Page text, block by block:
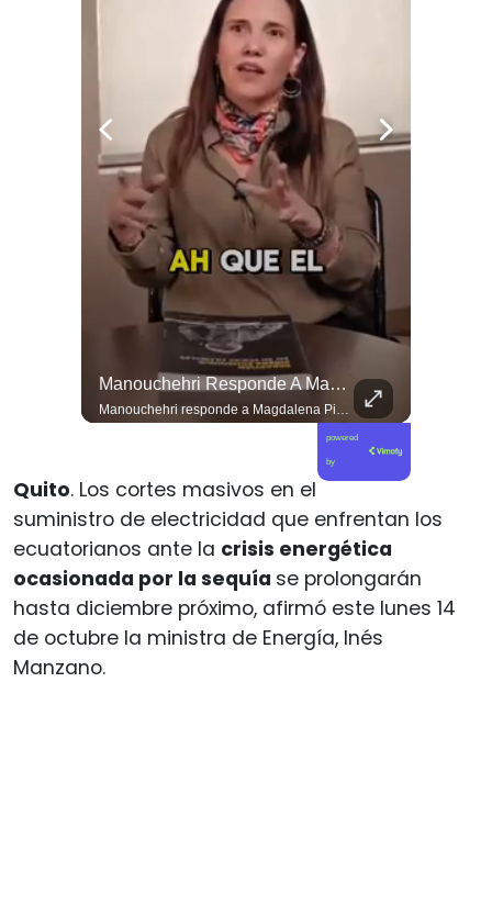
Manouchehri Responde A Magdalena Piñera: “Les Molesta Que Toquemos A Los Que Se Creían Intocables”, , El Diputado Daniel Manouchehri (PS) Respondió A Los Dichos...
Manouchehri responde a Magdalena Piñera: “Les molesta que toquemos a los que se creían intocables” El diputado Daniel Manouchehri (PS) respondió a los dichos de Magdalena Piñera, hija del expresidente Sebastián Piñera, quien en una entrevista afirmó que “no quiero un Congreso lleno de Manouchehris (…) nadie lo sigue”, en el marco de una reflexión sobre el debate público y el legado del exmandatario. El parlamentario por la Región de Coquimbo defendió su trabajo legislativo y fiscalizador, apuntando a que su respaldo ciudadano y sus acciones contra redes de poder contradicen las críticas formuladas por la hija del exmandatario. “Magdalena Piñera dice que nadie nos sigue. Los casi 100 mil votos en la última elección, récord histórico para un parlamentario en mi región, dicen otra cosa. Ese respaldo es un mandato para enfrentar los abusos de los poderosos. Nuestras acusaciones constitucionales terminaron con tres jueces destituidos y nuestras denuncias abrieron investigaciones penales en el Caso Hermosilla, entre ellas la que investiga a Chadwick”, indicó Manouchehri.
powered
by
Quito. Los cortes masivos en el
suministro de electricidad que enfrentan los
ecuatorianos ante la crisis energética
ocasionada por la sequía se prolongarán
hasta diciembre próximo, afirmó este lunes 14
de octubre la ministra de Energía, Inés
Manzano.